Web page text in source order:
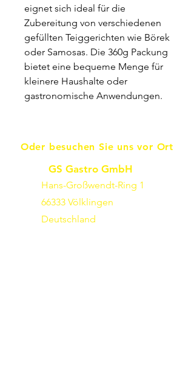
eignet sich ideal für die
Zubereitung von verschiedenen
gefüllten Teiggerichten wie Börek
oder Samosas. Die 360g Packung
bietet eine bequeme Menge für
kleinere Haushalte oder
gastronomische Anwendungen.
Oder besuchen Sie uns vor Ort
GS Gastro GmbH
Hans-Großwendt-Ring 1
66333 Völklingen
Deutschland